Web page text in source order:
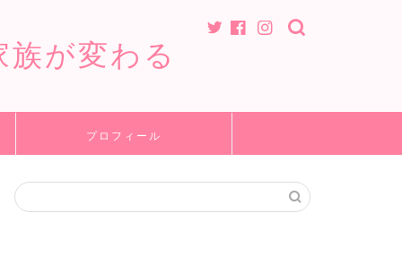
が変わる
プロフィール